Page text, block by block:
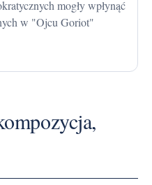
mogły wpłynąć
w "Ojcu Goriot"